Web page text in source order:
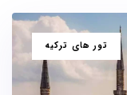
تور های ترکیه